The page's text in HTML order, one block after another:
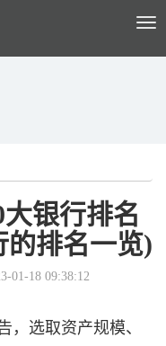
银行排名
的排名一览)
01-18 09:38:12
，选取资产规模、